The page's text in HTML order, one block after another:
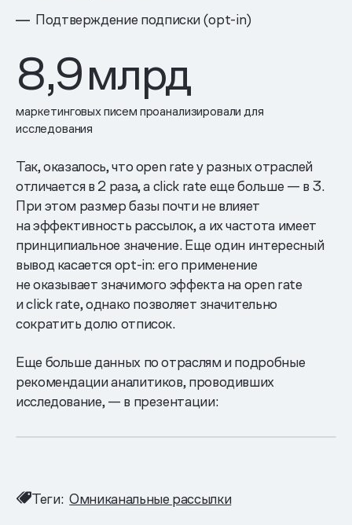
Подтверждение подписки (opt-in)
8,9млрд
маркетинговых писем проанализировали для
исследования
Так, оказалось, что open rate у разных отраслей
отличается в 2 раза, а click rate еще больше — в 3.
При этом размер базы почти не влияет
на эффективность рассылок, а их частота имеет
принципиальное значение. Еще один интересный
вывод касается opt-in: его применение
не оказывает значимого эффекта на open rate
и click rate, однако позволяет значительно
сократить долю отписок.
Еще больше данных по отраслям и подробные
рекомендации аналитиков, проводивших
исследование, — в презентации:
Теги: Омниканальные рассылки